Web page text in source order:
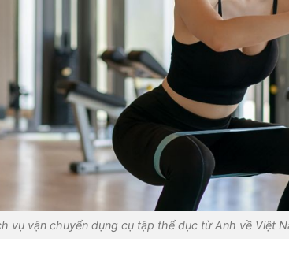
vụ vận chuyển dụng cụ tập thể dục từ Anh về Việt